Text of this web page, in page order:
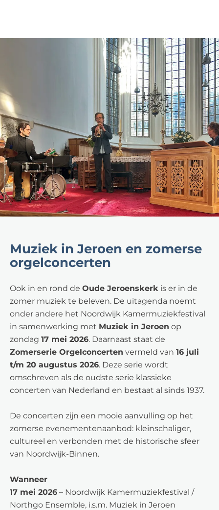
Muziek in Jeroen en zomerse
orgelconcerten
Ook in en rond de Oude Jeroenskerk is er in de
zomer muziek te beleven. De uitagenda noemt
onder andere het Noordwijk Kamermuziekfestival
in samenwerking met Muziek in Jeroen op
zondag 17 mei 2026. Daarnaast staat de
Zomerserie Orgelconcerten vermeld van 16 juli
t/m 20 augustus 2026. Deze serie wordt
omschreven als de oudste serie klassieke
concerten van Nederland en bestaat al sinds 1937.
De concerten zijn een mooie aanvulling op het
zomerse evenementenaanbod: kleinschaliger,
cultureel en verbonden met de historische sfeer
van Noordwijk-Binnen.
Wanneer
17 mei 2026 – Noordwijk Kamermuziekfestival /
Northgo Ensemble, i.s.m. Muziek in Jeroen